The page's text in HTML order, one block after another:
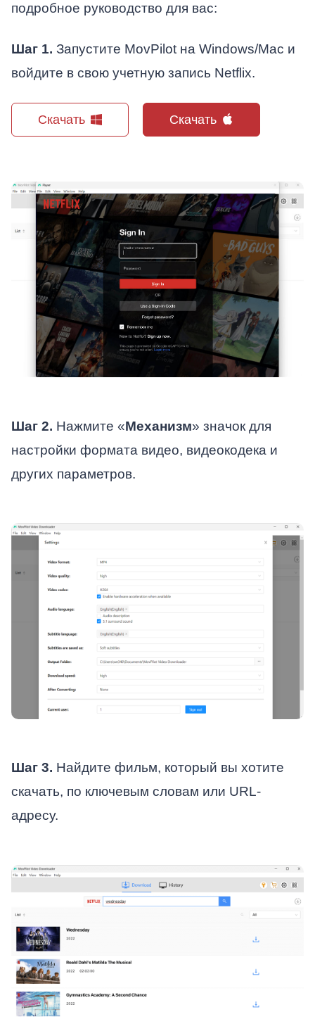
подробное руководство для вас:
Шаг 1. Запустите MovPilot на Windows/Mac и
войдите в свою учетную запись Netflix.
Скачать Скачать
Шаг 2. Нажмите «Механизм» значок для
настройки формата видео, видеокодека и
других параметров.
Шаг 3. Найдите фильм, который вы хотите
скачать, по ключевым словам или URL-
адресу.